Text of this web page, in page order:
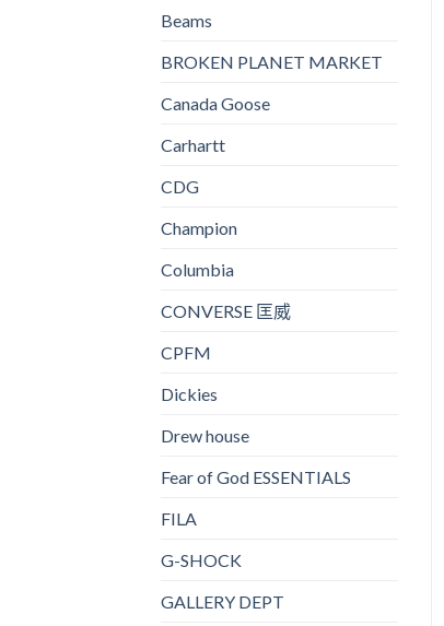
Beams
BROKEN PLANET MARKET
Canada Goose
Carhartt
CDG
Champion
Columbia
CONVERSE 匡威
CPFM
Dickies
Drew house
Fear of God ESSENTIALS
FILA
G-SHOCK
GALLERY DEPT